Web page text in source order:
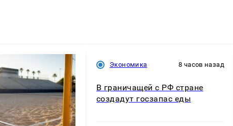
Экономика 8 часов назад
В граничащей с РФ стране
создадут госзапас еды